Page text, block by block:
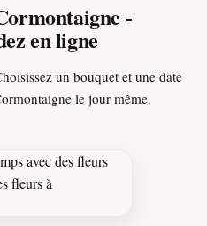
-
en ligne
un bouquet et une date
le jour même.